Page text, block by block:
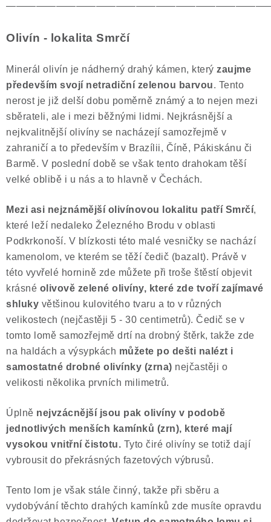
Olivín - lokalita Smrčí
Minerál olivín je nádherný drahý kámen, který zaujme
především svojí netradiční zelenou barvou. Tento
nerost je již delší dobu poměrně známý a to nejen mezi
sběrateli, ale i mezi běžnými lidmi. Nejkrásnější a
nejkvalitnější olivíny se nacházejí samozřejmě v
zahraničí a to především v Brazílii, Číně, Pákiskánu či
Barmě. V poslední době se však tento drahokam těší
velké oblibě i u nás a to hlavně v Čechách.
Mezi asi nejznámější olivínovou lokalitu patří Smrčí,
které leží nedaleko Železného Brodu v oblasti
Podkrkonoší. V blízkosti této malé vesničky se nachází
kamenolom, ve kterém se těží čedič (bazalt). Právě v
této vyvřelé hornině zde můžete při troše štěstí objevit
krásné olivově zelené olivíny, které zde tvoří zajímavé
shluky většinou kulovitého tvaru a to v různých
velikostech (nejčastěji 5 - 30 centimetrů). Čedič se v
tomto lomě samozřejmě drtí na drobný štěrk, takže zde
na haldách a výsypkách můžete po dešti nalézt i
samostatné drobné olivínky (zrna) nejčastěji o
velikosti několika prvních milimetrů.
Úplně nejvzácnější jsou pak olivíny v podobě
jednotlivých menších kamínků (zrn), které mají
vysokou vnitřní čistotu. Tyto čiré olivíny se totiž dají
vybrousit do překrásných fazetových výbrusů.
Tento lom je však stále činný, takže při sběru a
vydobývání těchto drahých kamínků zde musíte opravdu